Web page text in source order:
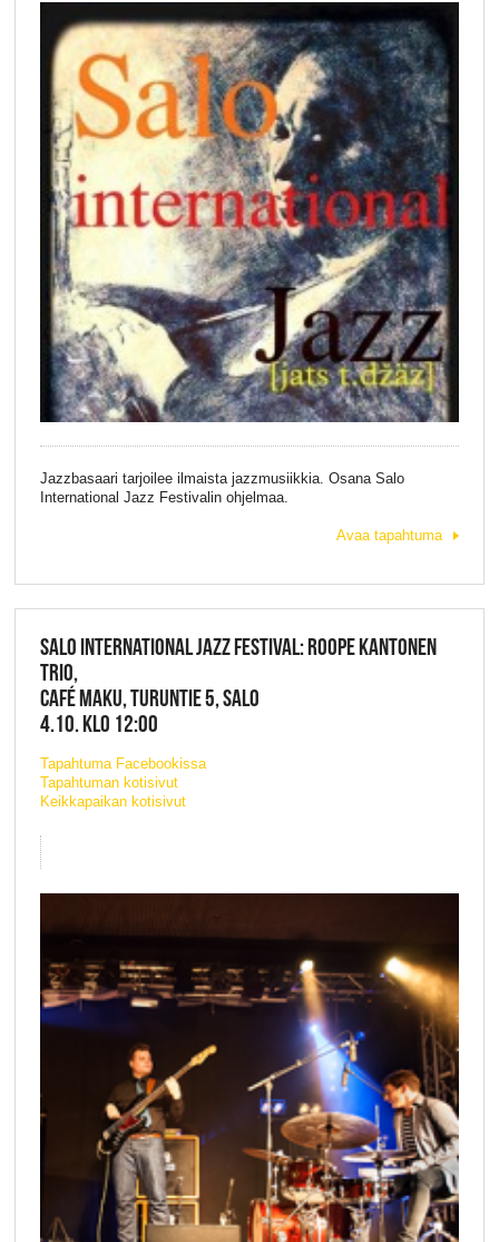
Jazzbasaari tarjoilee ilmaista jazzmusiikkia. Osana Salo
International Jazz Festivalin ohjelmaa.
Avaa tapahtuma
SALO INTERNATIONAL JAZZ FESTIVAL: ROOPE KANTONEN
TRIO,
CAFÉ MAKU, TURUNTIE 5, SALO
4.10. KLO 12:00
Tapahtuma Facebookissa
Tapahtuman kotisivut
Keikkapaikan kotisivut